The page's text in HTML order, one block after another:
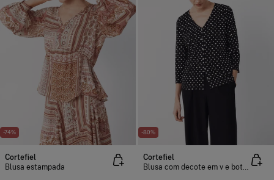
-74%
Cortefiel
Blusa estampada
-80%
Cortefiel
Blusa com decote em v e botões.